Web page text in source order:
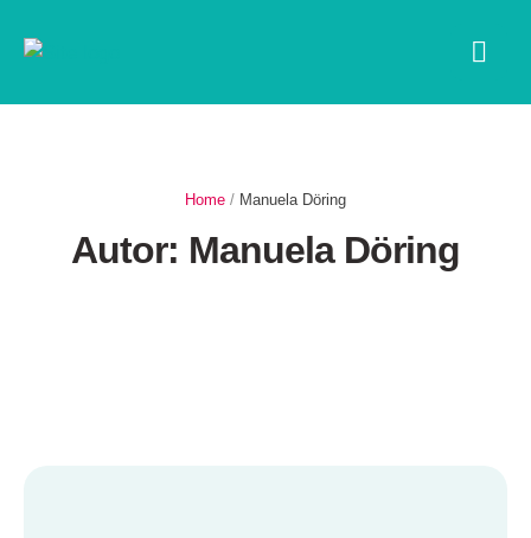
Home / Manuela Döring
Autor: Manuela Döring